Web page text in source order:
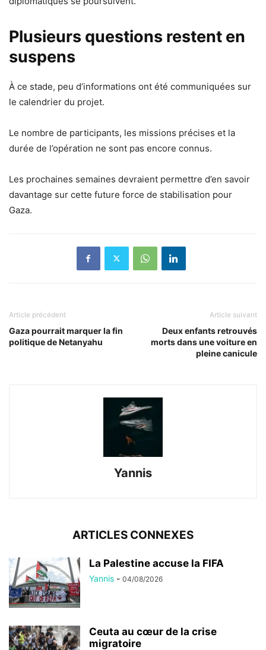
Plusieurs questions restent en
suspens
À ce stade, peu d’informations ont été communiquées sur
le calendrier du projet.
Le nombre de participants, les missions précises et la
durée de l’opération ne sont pas encore connus.
Les prochaines semaines devraient permettre d’en savoir
davantage sur cette future force de stabilisation pour
Gaza.
Article précédent
Gaza pourrait marquer la fin
politique de Netanyahu
Article suivant
Deux enfants retrouvés
morts dans une voiture en
pleine canicule
Yannis
ARTICLES CONNEXES
La Palestine accuse la FIFA
Yannis - 04/08/2026
Ceuta au cœur de la crise
migratoire